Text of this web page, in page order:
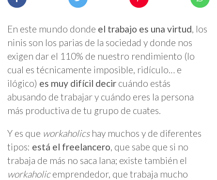
En este mundo donde el trabajo es una virtud , los
ninis son los parias de la sociedad y donde nos
exigen dar el 110% de nuestro rendimiento (lo
cual es técnicamente imposible, ridículo… e
ilógico) es muy difícil decir cuándo estás
abusando de trabajar y cuándo eres la persona
más productiva de tu grupo de cuates.
Y es que workaholics hay muchos y de diferentes
tipos: está el freelancero, que sabe que si no
trabaja de más no saca lana; existe también el
workaholicemprendedor, que trabaja mucho